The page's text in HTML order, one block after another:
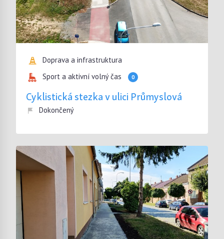
Doprava a infrastruktura
Sport a aktivní volný čas
0
Cyklistická stezka v ulici Průmyslová
Dokončený